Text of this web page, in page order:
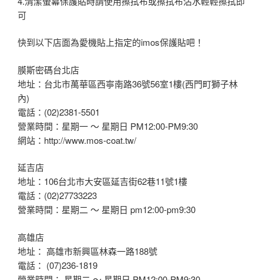
可
快到以下店面為愛機貼上指定的imos保護貼吧！
膜斯密碼台北店
地址：台北市萬華區西寧南路36號56室1樓(西門町獅子林
內)
電話：(02)2381-5501
營業時間：星期一 ～ 星期日 PM12:00-PM9:30
網站：http://www.mos-coat.tw/
延吉店
地址：106台北市大安區延吉街62巷11號1樓
電話：(02)27733223
營業時間：星期二 ～ 星期日 pm12:00-pm9:30
高雄店
地址： 高雄市新興區林森一路188號
電話： (07)236-1819